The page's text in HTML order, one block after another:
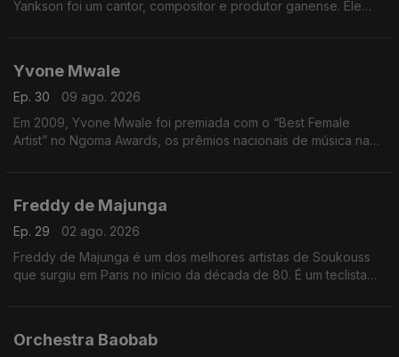
Yankson foi um cantor, compositor e produtor ganense. Ele
Yvone Mwale
Ep. 30
09 ago. 2026
Em 2009, Yvone Mwale foi premiada com o “Best Female
Artist” no Ngoma Awards, os prêmios nacionais de música na
Freddy de Majunga
Ep. 29
02 ago. 2026
Freddy de Majunga é um dos melhores artistas de Soukouss
que surgiu em Paris no início da década de 80. É um teclista
Orchestra Baobab